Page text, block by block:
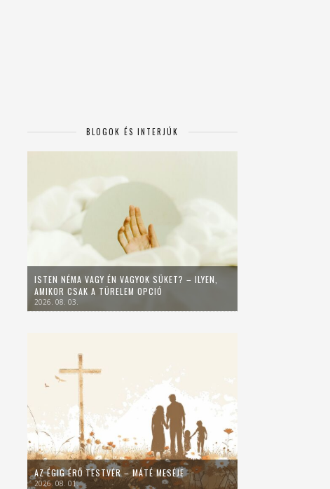
BLOGOK ÉS INTERJÚK
ISTEN NÉMA VAGY ÉN VAGYOK SÜKET? – ILYEN,
AMIKOR CSAK A TÜRELEM OPCIÓ
2026. 08. 03.
AZ ÉGIG ÉRŐ TESTVÉR – MÁTÉ MESÉJE
2026. 08. 01.